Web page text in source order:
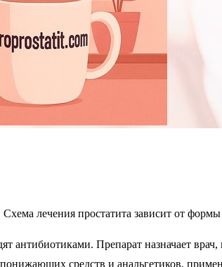
лечения простатита зависит от
Препарат назначает врач,
средств и анальгетиков,